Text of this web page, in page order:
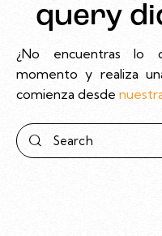
query
¿No encuentras lo
momento y realiza
comienza desde